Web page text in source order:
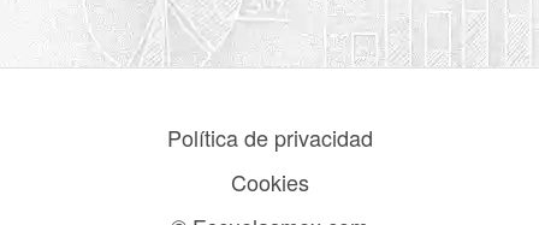
Política de privacidad
Cookies